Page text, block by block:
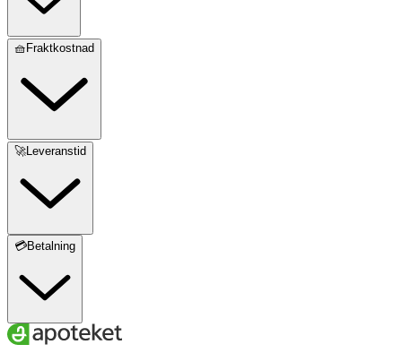
🧺Fraktkostnad
🚀Leveranstid
💳Betalning